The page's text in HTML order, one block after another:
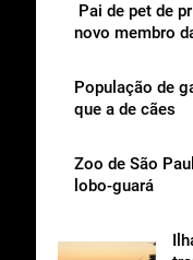
Pai de pet de
novo membro
População de
que a de cães
Zoo de São
lobo-guará